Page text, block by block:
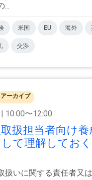
...
米国 EU 海外
交渉
アーカイブ
| 10:00〜12:00
扱担当者向け養
て理解してお
扱いに関する責任者又